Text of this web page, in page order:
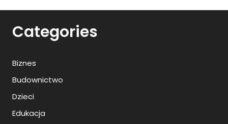
Categories
Biznes
Budownictwo
Dzieci
Edukacja